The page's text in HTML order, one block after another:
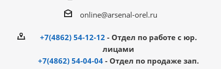
online@arsenal-orel.ru
+7(4862) 54-12-12 - Отдел по работе с юр.
лицами
+7(4862) 54-04-04 - Отдел по продаже зап.